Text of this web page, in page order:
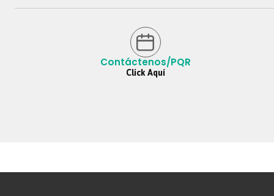
Contáctenos/PQR
Click Aquí